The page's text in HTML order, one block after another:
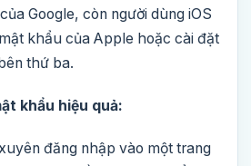
Google, còn người dùng iOS
khẩu của Apple hoặc cài đặt
thứ ba.
khẩu hiệu quả:
đăng nhập vào một trang